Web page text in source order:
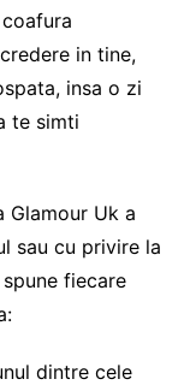
in tine,
insa o zi
te simti
Glamour Uk a
sau cu privire la
fiecare
dintre cele